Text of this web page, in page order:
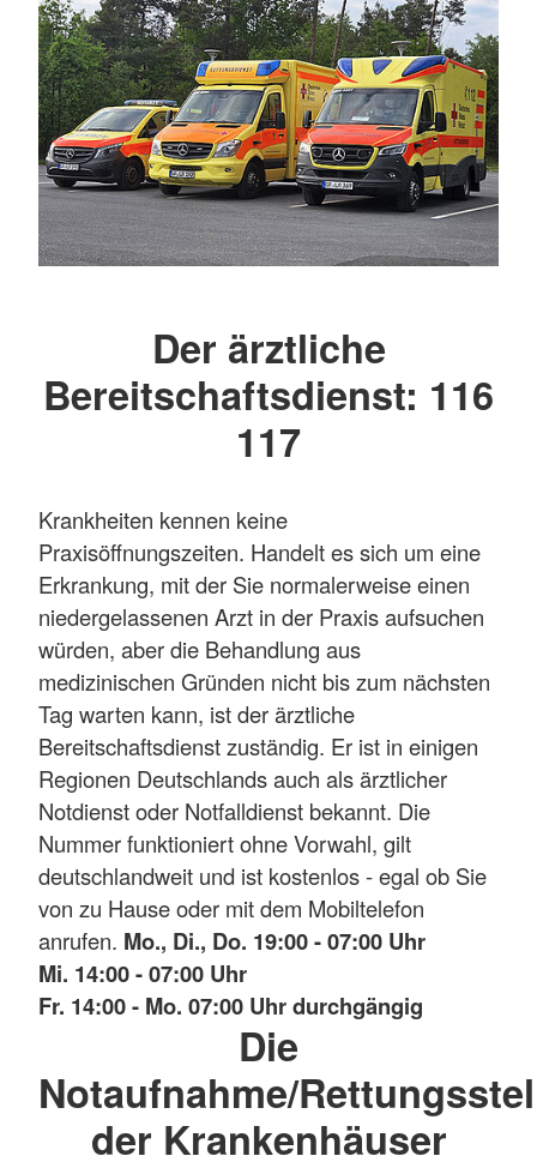
Der ärztliche
Bereitschaftsdienst: 116
117
Krankheiten kennen keine
Praxisöffnungszeiten. Handelt es sich um eine
Erkrankung, mit der Sie normalerweise einen
niedergelassenen Arzt in der Praxis aufsuchen
würden, aber die Behandlung aus
medizinischen Gründen nicht bis zum nächsten
Tag warten kann, ist der ärztliche
Bereitschaftsdienst zuständig. Er ist in einigen
Regionen Deutschlands auch als ärztlicher
Notdienst oder Notfalldienst bekannt. Die
Nummer funktioniert ohne Vorwahl, gilt
deutschlandweit und ist kostenlos - egal ob Sie
von zu Hause oder mit dem Mobiltelefon
anrufen. Mo., Di., Do. 19:00 - 07:00 Uhr
Mi. 14:00 - 07:00 Uhr
Fr. 14:00 - Mo. 07:00 Uhr durchgängig
Die
Notaufnahme/
der Krankenhäuser